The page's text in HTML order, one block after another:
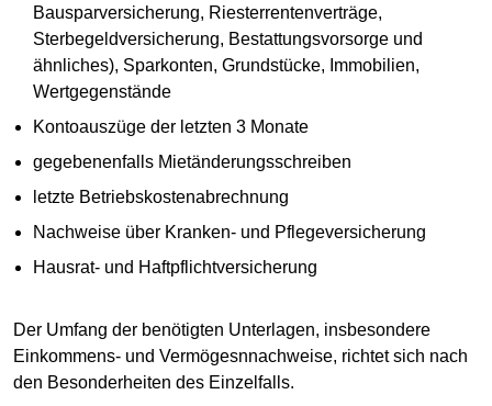
Bausparversicherung, Riesterrentenverträge,
Sterbegeldversicherung, Bestattungsvorsorge und
ähnliches), Sparkonten, Grundstücke, Immobilien,
Wertgegenstände
Kontoauszüge der letzten 3 Monate
gegebenenfalls Mietänderungsschreiben
letzte Betriebskostenabrechnung
Nachweise über Kranken- und Pflegeversicherung
Hausrat- und Haftpflichtversicherung
Der Umfang der benötigten Unterlagen, insbesondere
Einkommens- und Vermögesnnachweise, richtet sich nach
den Besonderheiten des Einzelfalls.